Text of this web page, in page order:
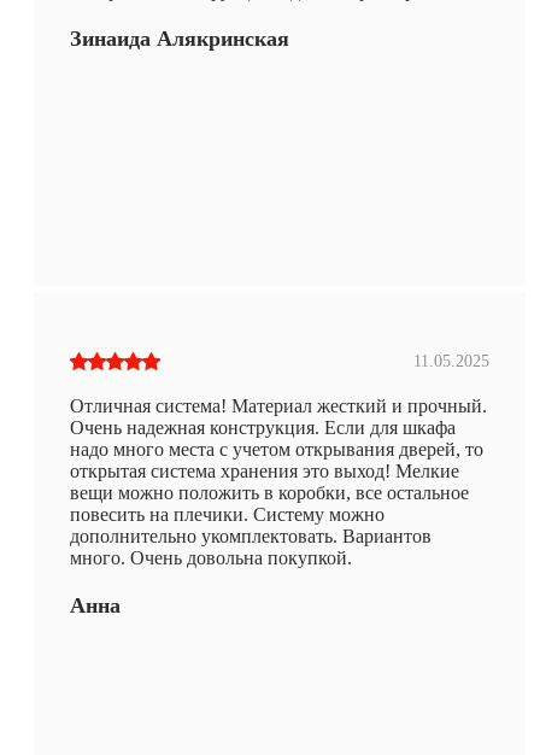
Зинаида Алякринская
11.05.2025
Отличная система! Материал жесткий и прочный.
Очень надежная конструкция. Если для шкафа
надо много места с учетом открывания дверей, то
открытая система хранения это выход! Мелкие
вещи можно положить в коробки, все остальное
повесить на плечики. Систему можно
дополнительно укомплектовать. Вариантов
много. Очень довольна покупкой.
Анна